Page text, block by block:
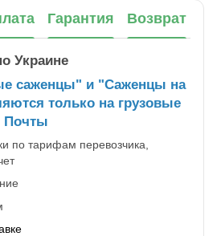
Гарантия Возврат
Украине
саженцы" и "Саженцы на
только на грузовые
Почты
по тарифам перевозчика,